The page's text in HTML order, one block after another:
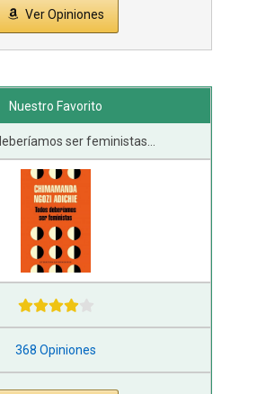
Ver Opiniones
Nuestro Favorito
ser feministas...
368 Opiniones